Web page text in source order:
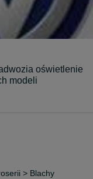
oświetlenie
modeli
> Blachy